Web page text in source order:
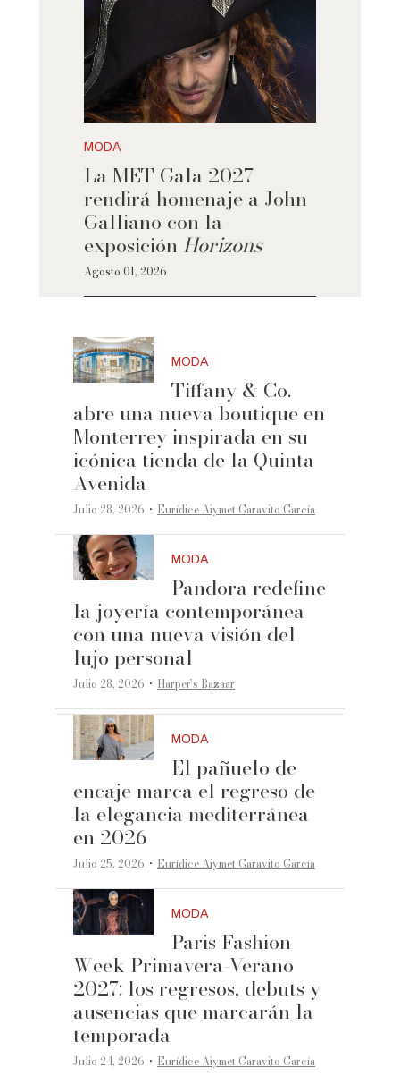
MODA
La MET Gala 2027
rendirá homenaje a John
Galliano con la
exposición Horizons
Agosto 01, 2026
MODA
Tiffany & Co.
abre una nueva boutique en
Monterrey inspirada en su
icónica tienda de la Quinta
Avenida
Julio 28, 2026 ·Eurídice Aiymet Garavito García
MODA
Pandora redefine
la joyería contemporánea
con una nueva visión del
lujo personal
Julio 28, 2026 ·Harper’s Bazaar
MODA
El pañuelo de
encaje marca el regreso de
la elegancia mediterránea
en 2026
Julio 25, 2026 ·Eurídice Aiymet Garavito García
MODA
Paris Fashion
Week Primavera-Verano
2027: los regresos, debuts y
ausencias que marcarán la
temporada
Julio 24, 2026 ·Eurídice Aiymet Garavito García